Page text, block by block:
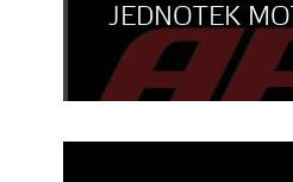
JEDNOTEK